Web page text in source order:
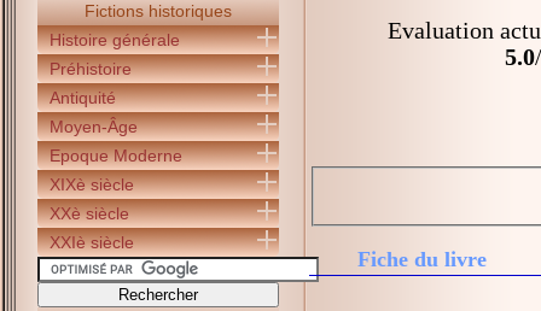
Fictions historiques
Histoire générale
Préhistoire
Antiquité
Moyen-Âge
Epoque Moderne
XIXè siècle
XXè siècle
XXIè siècle
Evaluation
5.0
Fiche du livre